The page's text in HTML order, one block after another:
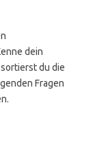
dein
du die
Fragen